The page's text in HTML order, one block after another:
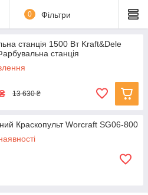
0 Фільтри
станція 1500 Вт Kraft&Dele
станція
13 630 ₴
Краскопульт Worcraft SG06-800